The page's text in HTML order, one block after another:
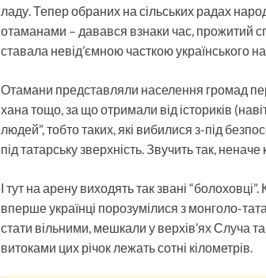
ладу. Тепер обраних на сільських радах
отаманами – давався взнаки час, прожитий
ставала невід’ємною часткою українського
Отамани представляли населення громад
хана тощо, за що отримали від істориків
людей”, тобто таких, які вибилися з-під
під татарську зверхність. Звучить так,
І тут на арену виходять так звані
вперше українці порозумілися з монголо-
стати вільними, мешкали у верхів’ях Случа
витоками цих річок лежать сотні кілометрів.